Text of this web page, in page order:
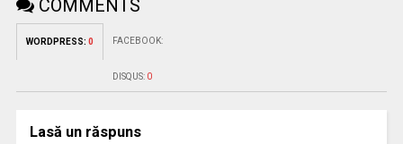
COMMENTS
WORDPRESS: 0 FACEBOOK:
DISQUS: 0
Lasă un răspuns